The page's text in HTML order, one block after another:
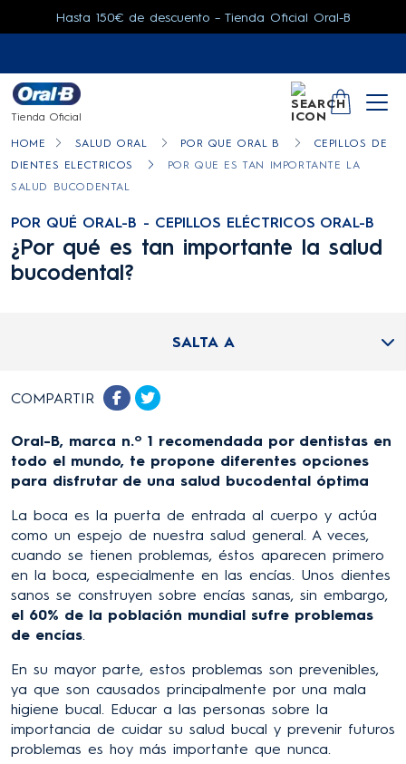
Hasta 150€ de descuento – Tienda Oficial Oral-B
Tienda Oficial
SEARCHYOUR
HOME SALUD ORAL POR QUE ORAL B
CEPILLOS DE
DIENTES ELECTRICOS
POR QUE ES TAN IMPORTANTE LA
SALUD BUCODENTAL
POR QUÉ ORAL-B - CEPILLOS ELÉCTRICOS ORAL-B
¿Por qué es tan importante la salud
bucodental?
SALTA A
COMPARTIR
Oral-B, marca n.º 1 recomendada por dentistas en
todo el mundo, te propone diferentes opciones
para disfrutar de una salud bucodental óptima
La boca es la puerta de entrada al cuerpo y actúa
como un espejo de nuestra salud general. A veces,
cuando se tienen problemas, éstos aparecen primero
en la boca, especialmente en las encías. Unos dientes
sanos se construyen sobre encías sanas, sin embargo,
el 60% de la población mundial sufre problemas
de encías
En su mayor parte, estos problemas son prevenibles,
ya que son causados principalmente por una mala
higiene bucal. Educar a las personas sobre la
importancia de cuidar su salud bucal y prevenir futuros
problemas es hoy más importante que nunca.